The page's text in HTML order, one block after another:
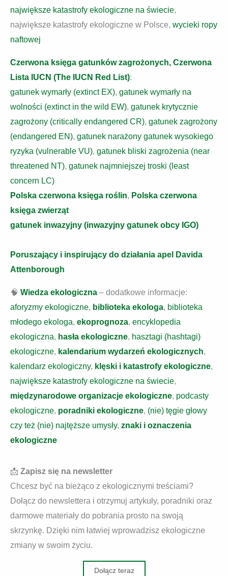
największe katastrofy ekologiczne na świecie,
największe katastrofy ekologiczne w Polsce, wycieki ropy
naftowej
Czerwona księga gatunków zagrożonych, Czerwona
Lista IUCN (The IUCN Red List):
gatunek wymarły (extinct EX), gatunek wymarły na
wolności (extinct in the wild EW), gatunek krytycznie
zagrożony (critically endangered CR), gatunek zagrożony
(endangered EN), gatunek narażony gatunek wysokiego
ryzyka (vulnerable VU), gatunek bliski zagrożenia (near
threatened NT), gatunek najmniejszej troski (least
concern LC)
Polska czerwona księga roślin, Polska czerwona
księga zwierząt
gatunek inwazyjny (inwazyjny gatunek obcy IGO)
Poruszający i inspirujący do działania apel Davida
Attenborough
🧠 Wiedza ekologiczna – dodatkowe informacje:
aforyzmy ekologiczne, biblioteka ekologa, biblioteka
młodego ekologa, ekoprognoza, encyklopedia
ekologiczna, hasła ekologiczne, hasztagi (hashtagi)
ekologiczne, kalendarium wydarzeń ekologicznych,
kalendarz ekologiczny, klęski i katastrofy ekologiczne,
największe katastrofy ekologiczne na świecie,
międzynarodowe organizacje ekologiczne, podcasty
ekologiczne, poradniki ekologiczne, (nie) tęgie głowy
czy też (nie) najtęższe umysły, znaki i oznaczenia
ekologiczne
📩 Zapisz się na newsletter
Chcesz być na bieżąco z ekologicznymi treściami?
Dołącz do newslettera i otrzymuj artykuły, poradniki oraz
darmowe materiały do pobrania prosto na swoją
skrzynkę. Dzięki nim łatwiej wprowadzisz ekologiczne
zmiany w swoim życiu.
Dołącz teraz